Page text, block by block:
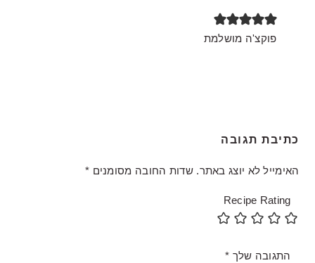
פוקצ'ה מושלמת
כתיבת תגובה
האימייל לא יוצג באתר. שדות החובה מסומנים *
Recipe Rating
התגובה שלך *